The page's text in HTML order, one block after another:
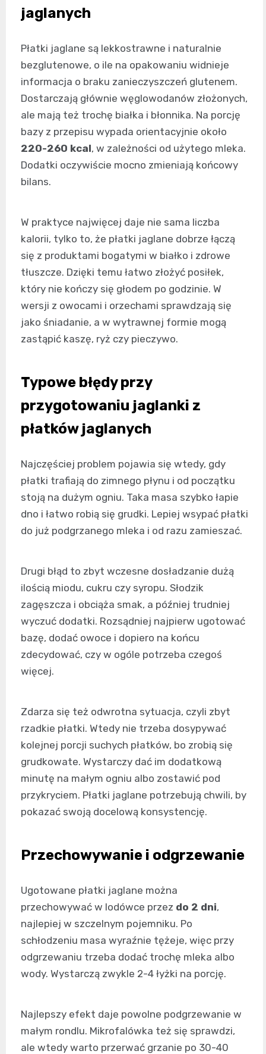
jaglanych
Płatki jaglane są lekkostrawne i naturalnie
bezglutenowe, o ile na opakowaniu widnieje
informacja o braku zanieczyszczeń glutenem.
Dostarczają głównie węglowodanów złożonych,
ale mają też trochę białka i błonnika. Na porcję
bazy z przepisu wypada orientacyjnie około
220-260 kcal, w zależności od użytego mleka.
Dodatki oczywiście mocno zmieniają końcowy
bilans.
W praktyce najwięcej daje nie sama liczba
kalorii, tylko to, że płatki jaglane dobrze łączą
się z produktami bogatymi w białko i zdrowe
tłuszcze. Dzięki temu łatwo złożyć posiłek,
który nie kończy się głodem po godzinie. W
wersji z owocami i orzechami sprawdzają się
jako śniadanie, a w wytrawnej formie mogą
zastąpić kaszę, ryż czy pieczywo.
Typowe błędy przy
przygotowaniu jaglanki z
płatków jaglanych
Najczęściej problem pojawia się wtedy, gdy
płatki trafiają do zimnego płynu i od początku
stoją na dużym ogniu. Taka masa szybko łapie
dno i łatwo robią się grudki. Lepiej wsypać płatki
do już podgrzanego mleka i od razu zamieszać.
Drugi błąd to zbyt wczesne dosładzanie dużą
ilością miodu, cukru czy syropu. Słodzik
zagęszcza i obciąża smak, a później trudniej
wyczuć dodatki. Rozsądniej najpierw ugotować
bazę, dodać owoce i dopiero na końcu
zdecydować, czy w ogóle potrzeba czegoś
więcej.
Zdarza się też odwrotna sytuacja, czyli zbyt
rzadkie płatki. Wtedy nie trzeba dosypywać
kolejnej porcji suchych płatków, bo zrobią się
grudkowate. Wystarczy dać im dodatkową
minutę na małym ogniu albo zostawić pod
przykryciem. Płatki jaglane potrzebują chwili, by
pokazać swoją docelową konsystencję.
Przechowywanie i odgrzewanie
Ugotowane płatki jaglane można
przechowywać w lodówce przez do 2 dni,
najlepiej w szczelnym pojemniku. Po
schłodzeniu masa wyraźnie tężeje, więc przy
odgrzewaniu trzeba dodać trochę mleka albo
wody. Wystarczą zwykle 2-4 łyżki na porcję.
Najlepszy efekt daje powolne podgrzewanie w
małym rondlu. Mikrofalówka też się sprawdzi,
ale wtedy warto przerwać grzanie po 30-40